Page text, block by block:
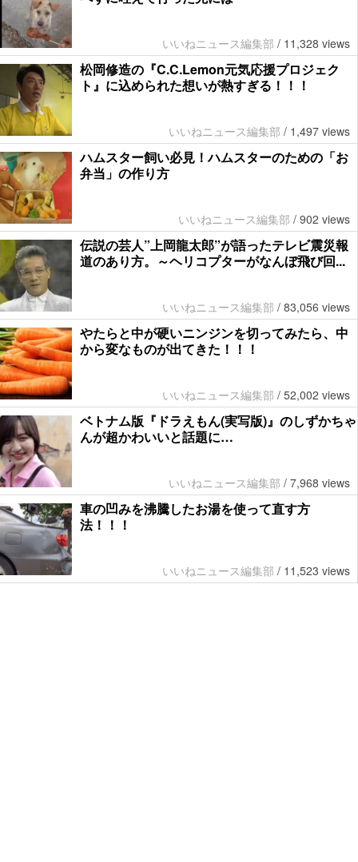
いいねニュース編集部 / 11,328 views
松岡修造の『C.C.Lemon元気応援プロジェク
ト』に込められた想いが熱すぎる！！！
いいねニュース編集部 / 1,497 views
ハムスター飼い必見！ハムスターのための「お
弁当」の作り方
いいねニュース編集部 / 902 views
伝説の芸人”上岡龍太郎”が語ったテレビ震災報
道のあり方。～ヘリコプターがなんぼ飛び回...
いいねニュース編集部 / 83,056 views
やたらと中が硬いニンジンを切ってみたら、中
から変なものが出てきた！！！
いいねニュース編集部 / 52,002 views
ベトナム版『ドラえもん(実写版)』のしずかちゃ
んが超かわいいと話題に…
いいねニュース編集部 / 7,968 views
車の凹みを沸騰したお湯を使って直す方
法！！！
いいねニュース編集部 / 11,523 views